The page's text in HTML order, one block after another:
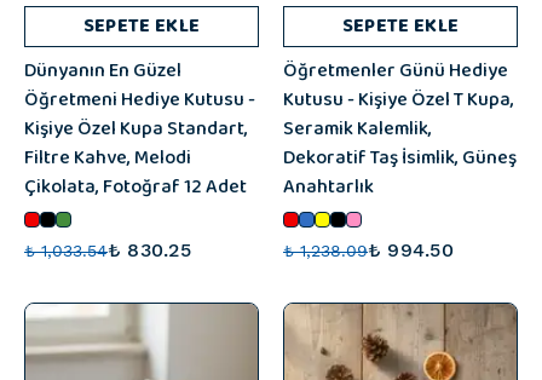
SEPETE EKLE
Dünyanın En Güzel
Öğretmeni Hediye Kutusu -
Kişiye Özel Kupa Standart,
Filtre Kahve, Melodi
Çikolata, Fotoğraf 12 Adet
₺ 1,033.54₺ 830.25
SEPETE EKLE
Öğretmenler Günü Hediye
Kutusu - Kişiye Özel T Kupa,
Seramik Kalemlik,
Dekoratif Taş İsimlik, Güneş
Anahtarlık
₺ 1,238.09₺ 994.50